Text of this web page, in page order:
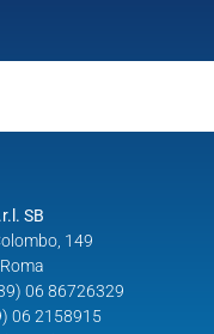
SB
149
06 86726329
06 2158915